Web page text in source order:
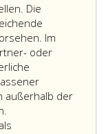
Die
Im
oder
außerhalb der